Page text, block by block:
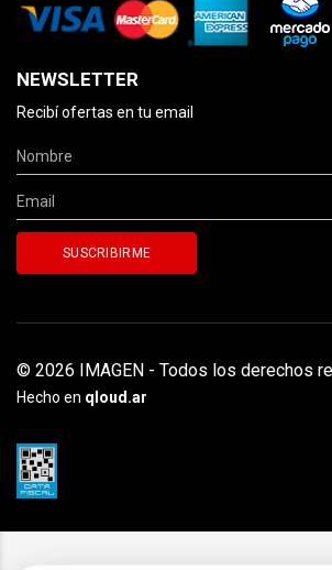
NEWSLETTER
Recibí ofertas en tu email
© 2026 IMAGEN - Todos los derechos
Hecho en qloud.ar